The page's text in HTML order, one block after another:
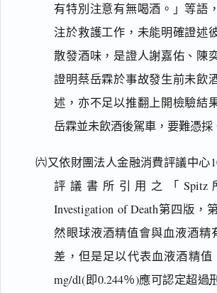
有特別注意有無喝酒。」等語
注於救護工作，未能明確證述
散發酒味，是證人謝嘉佑、陳
證明蔡岳霖於事故發生前未飲
述，亦不足以推翻上開檢驗結
岳霖並未飲酒後駕車，要難憑採
㈥又依財團法人金融消費評議中心
評議書所引用之「Spitz
Investigation of Death第四版，
然眼球液酒精值會與血液酒精
差，但是足以代表血液酒精值
mg/dl(即0.244％)應可認定超過